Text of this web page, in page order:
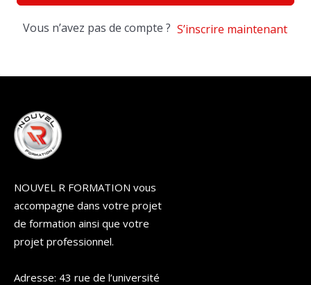
Vous n’avez pas de compte ? S’inscrire maintenant
NOUVEL R FORMATION vous
accompagne dans votre projet
de formation ainsi que votre
projet professionnel.
Adresse: 43 rue de l’université